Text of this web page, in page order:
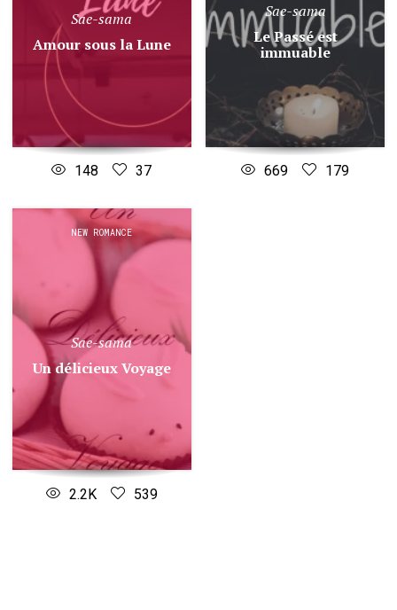
Sae-sama
Amour sous la Lune
148 37
Sae-sama
Le Passé est
immuable
669 179
NEW ROMANCE
Sae-sama
Un délicieux Voyage
2.2K 539